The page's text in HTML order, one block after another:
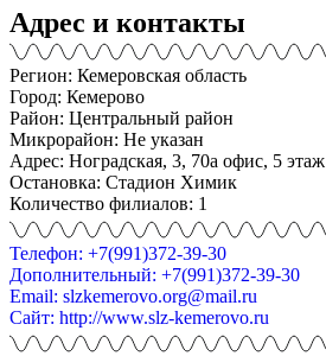
Адрес и контакты
Регион: Кемеровская область
Город: Кемерово
Район: Центральный район
Микрорайон: Не указан
Адрес: Ноградская, 3, 70а офис, 5 этаж
Остановка: Стадион Химик
Количество филиалов: 1
Телефон: +7(991)372-39-30
Дополнительный: +7(991)372-39-30
Email: slzkemerovo.org@mail.ru
Сайт: http://www.slz-kemerovo.ru